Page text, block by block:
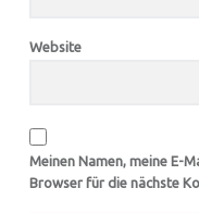
Website
Meinen Namen, meine E-
Browser für die nächste